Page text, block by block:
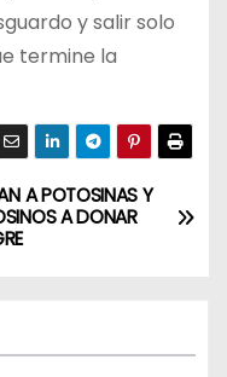
y salir solo
termine la
A POTOSINAS Y
A DONAR